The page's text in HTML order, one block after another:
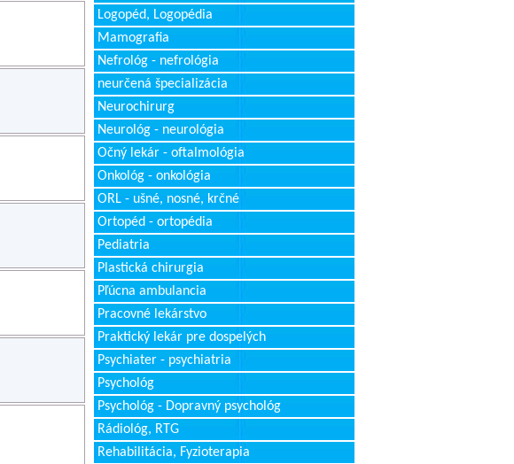
Logopéd, Logopédia
Mamografia
Nefrológ - nefrológia
neurčená špecializácia
Neurochirurg
Neurológ - neurológia
Očný lekár - oftalmológia
Onkológ - onkológia
ORL - ušné, nosné, krčné
Ortopéd - ortopédia
Pediatria
Plastická chirurgia
Pľúcna ambulancia
Pracovné lekárstvo
Praktický lekár pre dospelých
Psychiater - psychiatria
Psychológ
Psychológ - Dopravný psychológ
Rádiológ, RTG
Rehabilitácia, Fyzioterapia